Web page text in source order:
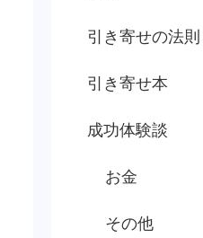
引き寄せの法
引き寄せ本
成功体験談
お金
その他